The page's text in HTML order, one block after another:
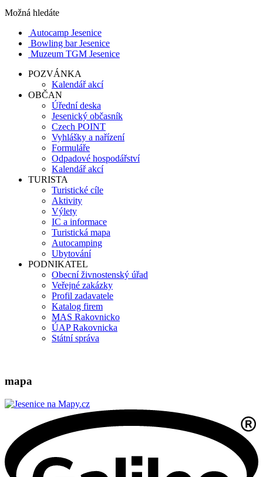
Možná hledáte
Autocamp Jesenice
Bowling bar Jesenice
Muzeum TGM Jesenice
POZVÁNKA
Kalendář akcí
OBČAN
Úřední deska
Jesenický občasník
Czech POINT
Vyhlášky a nařízení
Formuláře
Odpadové hospodářství
Kalendář akcí
TURISTA
Turistické cíle
Aktivity
Výlety
IC a informace
Turistická mapa
Autocamping
Ubytování
PODNIKATEL
Obecní živnostenský úřad
Veřejné zakázky
Profil zadavatele
Katalog firem
MAS Rakovnicko
ÚAP Rakovnicka
Státní správa
mapa